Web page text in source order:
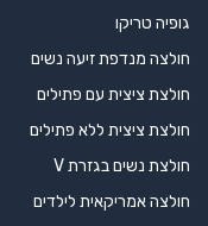
גופיה טריקו
חולצה מנדפת זיעה נשים
חולצת ציצית עם פתילים
חולצת ציצית ללא פתילים
חולצת נשים בגזרת V
חולצה אמריקאית לילדים